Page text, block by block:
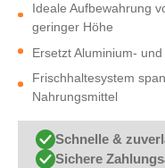
Ideale Aufbewahrung
geringer Höhe
Ersetzt Aluminium-
Frischhaltesystem
Nahrungsmittel
Schnelle &
Sichere